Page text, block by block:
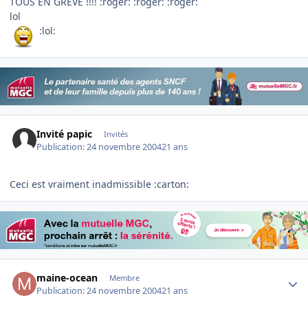
lol
:lol:
Invité papic Invités
Publication:24 novembre 200421 ans
Ceci est vraiment inadmissible :carton:
maine-ocean Membre
Publication:24 novembre 200421 ans